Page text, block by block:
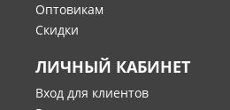
Оптовикам
Скидки
ЛИЧНЫЙ КАБИНЕТ
Вход для клиентов